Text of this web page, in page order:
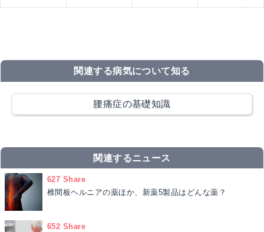
関連する病気について知る
腰痛症の基礎知識
関連するニュース
627 Share
椎間板ヘルニアの薬ほか、新薬5製品はどんな薬？
652 Share